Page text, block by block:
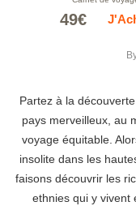
49€
Partez à la
pays merveilleux, au
voyage équitable.
insolite dans les
faisons découvrir les
ethnies qui y vivent